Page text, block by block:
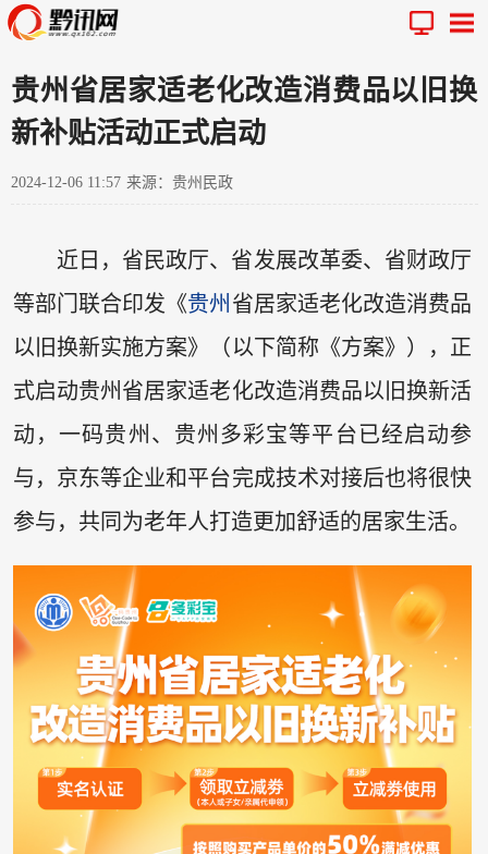
贵州省居家适老化改造消费品以旧换
新补贴活动正式启动
2024-12-06 11:57 来源：贵州民政
近日，省民政厅、省发展改革委、省财政厅
等部门联合印发《贵州 省居家适老化改造消费品
以旧换新实施方案》（以下简称《方案》），正
式启动贵州省居家适老化改造消费品以旧换新活
动，一码贵州、贵州多彩宝等平台已经启动参
与，京东等企业和平台完成技术对接后也将很快
参与，共同为老年人打造更加舒适的居家生活。